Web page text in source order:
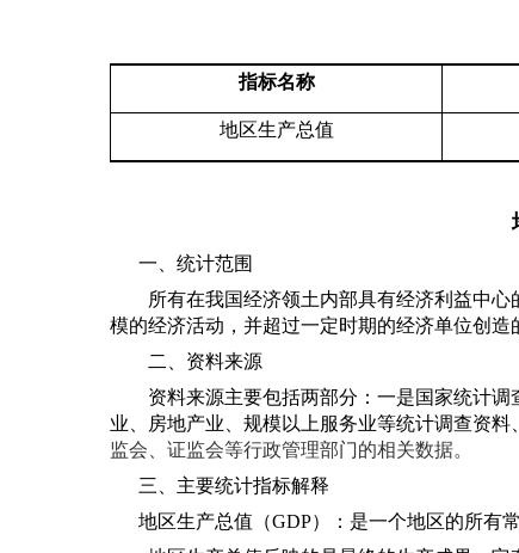
指标名称
地区生产总值
一、统计范围
所有在我国经济领土内部具有经济利益中
模的经济活动，并超过一定时期的经济单位创造
二、资料来源
资料来源主要包括两部分：一是国家统计
业、房地产业、规模以上服务业等统计调查资料
监会、证监会等行政管理部门的相关数据。
三、主要统计指标解释
地区生产总值（GDP）：是一个地区的所有